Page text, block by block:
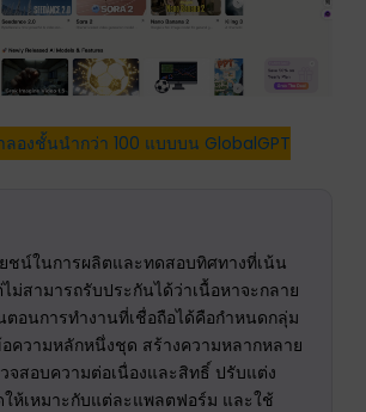
ลองชั้นนำกว่า 100 แบบบน GlobalGPT
ชน์ในการผลิตและทดสอบทิศทางที่เน้น
ม่สามารถรับประกันได้ว่าเนื้อหาจะกลาย
ตอนการทำงานที่เชื่อถือได้คือกำหนดกลุ่ม
ความหลักหนึ่งชุด สร้างความหลากหลาย
จสอบความต่อเนื่องและสิทธิ์ ปรับแต่ง
ห้เหมาะกับแต่ละแพลตฟอร์ม และใช้